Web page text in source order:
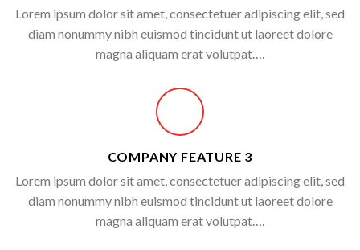
Lorem ipsum dolor sit amet, consectetuer adipiscing elit, sed
diam nonummy nibh euismod tincidunt ut laoreet dolore
magna aliquam erat volutpat….
COMPANY FEATURE 3
Lorem ipsum dolor sit amet, consectetuer adipiscing elit, sed
diam nonummy nibh euismod tincidunt ut laoreet dolore
magna aliquam erat volutpat….